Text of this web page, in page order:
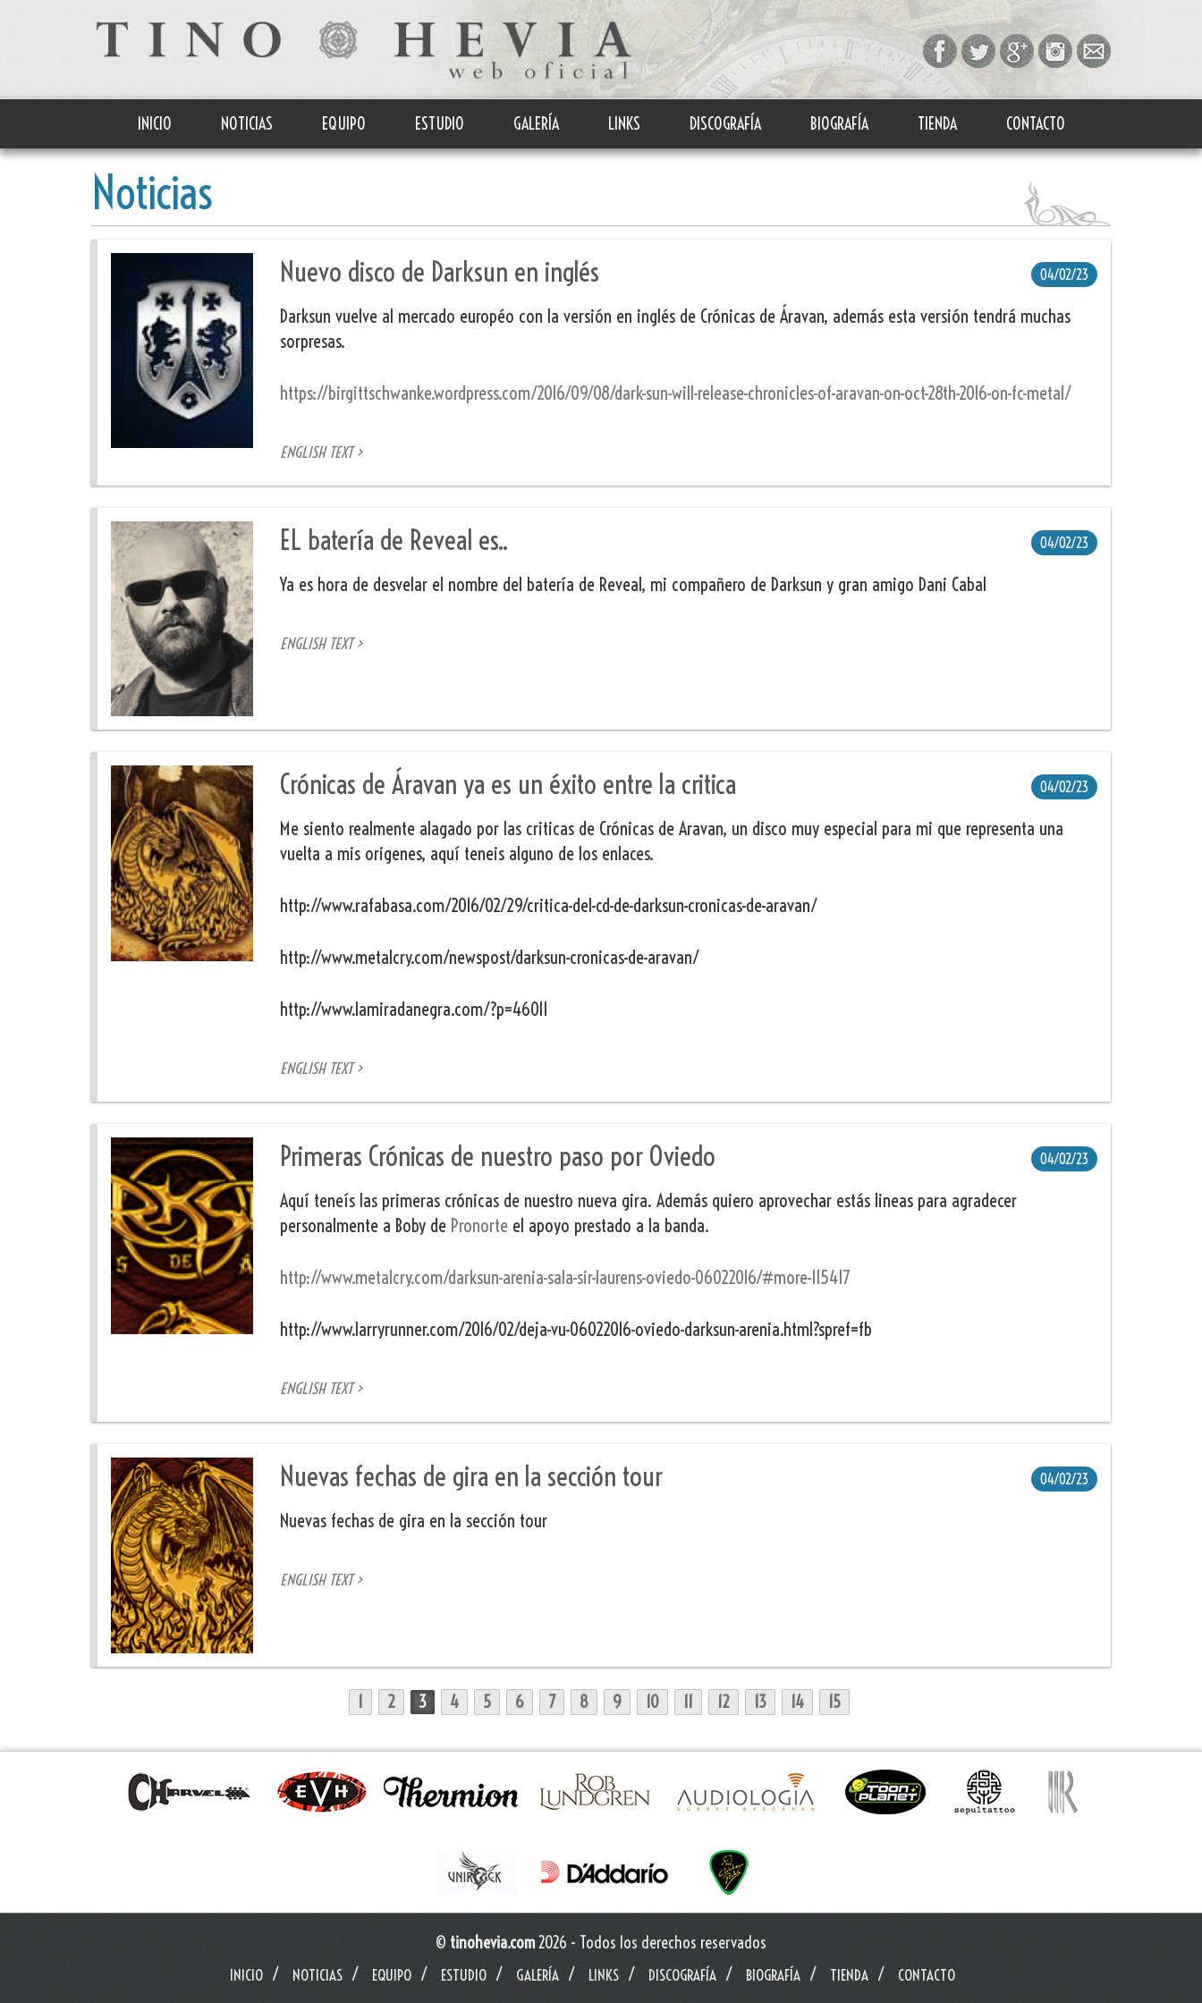
INICIO NOTICIAS EQUIPO ESTUDIO GALERÍA LINKS DISCOGRAFÍA BIOGRAFÍA TIENDA CONTACTO
Noticias
Nuevo disco de Darksun en inglés 04/02/23
Darksun vuelve al mercado européo con la versión en inglés de Crónicas de Áravan, además esta versión tendrá muchas
sorpresas.
https://birgittschwanke.wordpress.com/2016/09/08/dark-sun-will-release-chronicles-of-aravan-on-oct-28th-2016-on-fc-metal/
ENGLISH TEXT >
EL batería de Reveal es.. 04/02/23
Ya es hora de desvelar el nombre del batería de Reveal, mi compañero de Darksun y gran amigo Dani Cabal
ENGLISH TEXT >
Crónicas de Áravan ya es un éxito entre la critica 04/02/23
Me siento realmente alagado por las criticas de Crónicas de Aravan, un disco muy especial para mi que representa una
vuelta a mis origenes, aquí teneis alguno de los enlaces.
http://www.rafabasa.com/2016/02/29/critica-del-cd-de-darksun-cronicas-de-aravan/
http://www.metalcry.com/newspost/darksun-cronicas-de-aravan/
http://www.lamiradanegra.com/?p=46011
ENGLISH TEXT >
Primeras Crónicas de nuestro paso por Oviedo 04/02/23
Aquí teneís las primeras crónicas de nuestro nueva gira. Además quiero aprovechar estás lineas para agradecer
personalmente a Boby de Pronorte el apoyo prestado a la banda.
http://www.metalcry.com/darksun-arenia-sala-sir-laurens-oviedo-06022016/#more-115417
http://www.larryrunner.com/2016/02/deja-vu-06022016-oviedo-darksun-arenia.html?spref=fb
ENGLISH TEXT >
Nuevas fechas de gira en la sección tour 04/02/23
Nuevas fechas de gira en la sección tour
ENGLISH TEXT >
1 2 3 4 5 6 7 8 9 10 11 12 13 14 15
© tinohevia.com2026 - Todos los derechos reservados
INICIO NOTICIAS EQUIPO ESTUDIO GALERÍA LINKS DISCOGRAFÍA BIOGRAFÍA TIENDA CONTACTO